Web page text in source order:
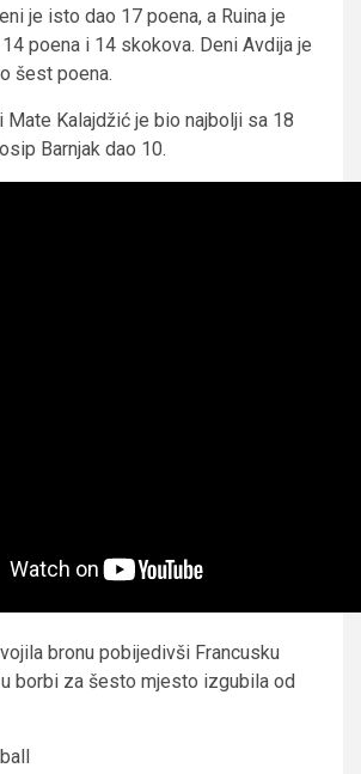
je isto dao 17 poena, a Ruina je
poena i 14 skokova. Deni Avdija je
šest poena.
Mate Kalajdžić je bio najbolji sa 18
Barnjak dao 10.
bronu pobijedivši Francusku
borbi za šesto mjesto izgubila od